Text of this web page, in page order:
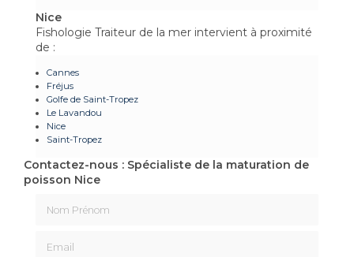
Nice
Fishologie Traiteur de la mer intervient à proximité
de :
Cannes
Fréjus
Golfe de Saint-Tropez
Le Lavandou
Nice
Saint-Tropez
Contactez-nous : Spécialiste de la maturation de
poisson Nice